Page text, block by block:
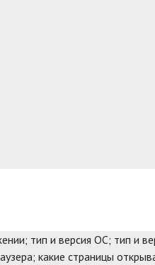
тип и версия ОС; тип и
какие страницы